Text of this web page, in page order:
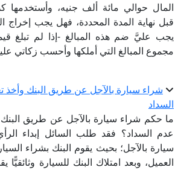
المال حوالي مائة ألف جنيه، وأستخدمها
قبل نهاية المدة المحددة، فهل يجب إخراج
يجب عليَّ ضم هذه المبالغ -إذا لم تبلغ
مجموع المبالغ التي أملكها وأحسب زكاتي
شراء سيارة بالآجل عن طريق البنك
السداد
ما حكم شراء سيارة بالآجل عن طريق
عدم السداد؟ فقد طلب السائل إبداء
سيارة بالآجل؛ بحيث يقوم البنك بشراء
العميل، وبعد امتلاك البنك للسيارة وثائقيًّا